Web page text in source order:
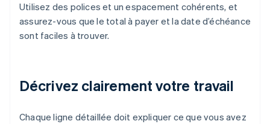
Utilisez des polices et un espacement cohérents, et
assurez-vous que le total à payer et la date d’échéance
sont faciles à trouver.
Décrivez clairement votre travail
Chaque ligne détaillée doit expliquer ce que vous avez